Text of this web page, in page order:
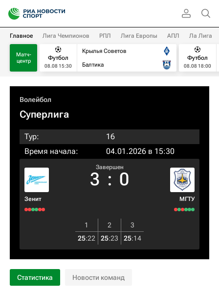
Главное Лига Чемпионов РПЛ Лига Европы АПЛ Ла Лига
Матч-
центр
Футбол
08.08 15:30
Крылья Советов
Балтика
Футбол
08.08 18:00
Волейбол
Суперлига
Тур:
16
Время начала:
04.01.2026 в 15:30
Зенит
Завершен
3 : 0
МГТУ
1 2
3
25:22 25:23 25:14
Статистика Новости команд